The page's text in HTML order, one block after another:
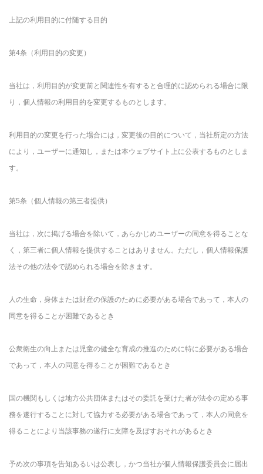
上記の利用目的に付随する目的
第4条（利用目的の変更）
当社は，利用目的が変更前と関連性を有すると合理的に認められる場合に限
り，個人情報の利用目的を変更するものとします。
利用目的の変更を行った場合には，変更後の目的について，当社所定の方法
により，ユーザーに通知し，または本ウェブサイト上に公表するものとしま
す。
第5条（個人情報の第三者提供）
当社は，次に掲げる場合を除いて，あらかじめユーザーの同意を得ることな
く，第三者に個人情報を提供することはありません。ただし，個人情報保護
法その他の法令で認められる場合を除きます。
人の生命，身体または財産の保護のために必要がある場合であって，本人の
同意を得ることが困難であるとき
公衆衛生の向上または児童の健全な育成の推進のために特に必要がある場合
であって，本人の同意を得ることが困難であるとき
国の機関もしくは地方公共団体またはその委託を受けた者が法令の定める事
務を遂行することに対して協力する必要がある場合であって，本人の同意を
得ることにより当該事務の遂行に支障を及ぼすおそれがあるとき
予め次の事項を告知あるいは公表し，かつ当社が個人情報保護委員会に届出